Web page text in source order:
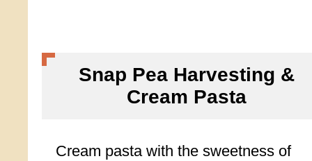
Snap Pea Harvesting &
Cream Pasta
Cream pasta with the sweetness of